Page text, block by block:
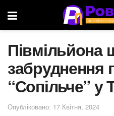
Півмільйона
забруднення
“Сопільче” у
Опубліковано: 17 Квітня, 2024